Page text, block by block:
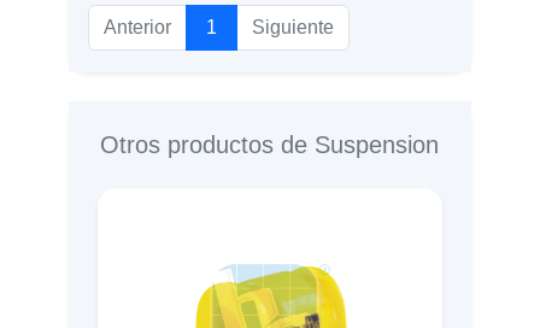
Anterior
1 Siguiente
Otros productos de Suspension